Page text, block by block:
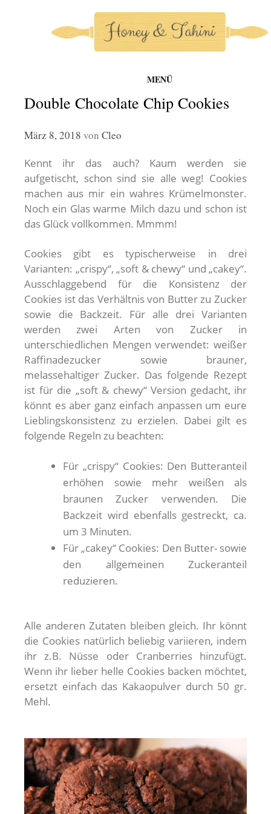
springen
MENÜ
honey-and-tahini
Double Chocolate Chip Cookies
März 8, 2018 von Cleo
Kennt ihr das auch? Kaum werden sie
aufgetischt, schon sind sie alle weg! Cookies
machen aus mir ein wahres Krümelmonster.
Noch ein Glas warme Milch dazu und schon ist
das Glück vollkommen. Mmmm!
Cookies gibt es typischerweise in drei
Varianten: „crispy“, „soft & chewy“ und „cakey“.
Ausschlaggebend für die Konsistenz der
Cookies ist das Verhältnis von Butter zu Zucker
sowie die Backzeit. Für alle drei Varianten
werden zwei Arten von Zucker in
unterschiedlichen Mengen verwendet: weißer
Raffinadezucker sowie brauner,
melassehaltiger Zucker. Das folgende Rezept
ist für die „soft & chewy“ Version gedacht, ihr
könnt es aber ganz einfach anpassen um eure
Lieblingskonsistenz zu erzielen. Dabei gilt es
folgende Regeln zu beachten:
Für „crispy“ Cookies: Den Butteranteil
erhöhen sowie mehr weißen als
braunen Zucker verwenden. Die
Backzeit wird ebenfalls gestreckt, ca.
um 3 Minuten.
Für „cakey“ Cookies: Den Butter- sowie
den allgemeinen Zuckeranteil
reduzieren.
Alle anderen Zutaten bleiben gleich. Ihr könnt
die Cookies natürlich beliebig variieren, indem
ihr z.B. Nüsse oder Cranberries hinzufügt.
Wenn ihr lieber helle Cookies backen möchtet,
ersetzt einfach das Kakaopulver durch 50 gr.
Mehl.